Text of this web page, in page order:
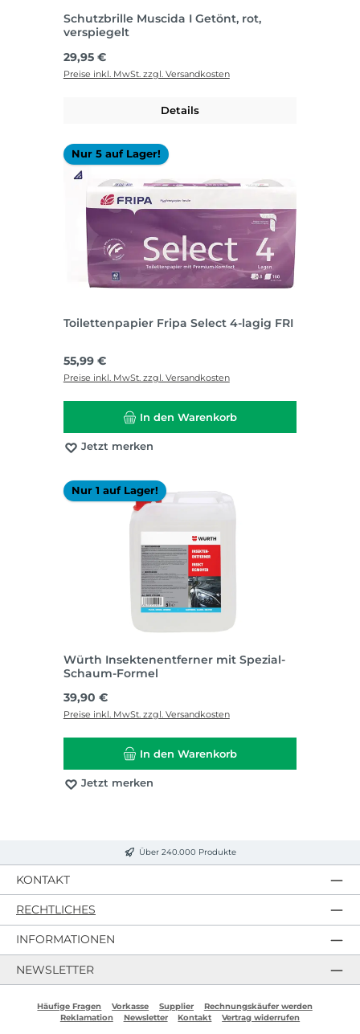
Schutzbrille Muscida I Getönt, rot,
verspiegelt
Regulärer Preis:
29,95 €
Preise inkl. MwSt. zzgl. Versandkosten
Details
Nur 5 auf Lager!
Toilettenpapier Fripa Select 4-lagig FRI
Regulärer Preis:
55,99 €
Preise inkl. MwSt. zzgl. Versandkosten
In den Warenkorb
Jetzt merken
Nur 1 auf Lager!
Würth Insektenentferner mit Spezial-
Schaum-Formel
Regulärer Preis:
39,90 €
Preise inkl. MwSt. zzgl. Versandkosten
In den Warenkorb
Jetzt merken
Über 240.000 Produkte
KONTAKT
RECHTLICHES
INFORMATIONEN
NEWSLETTER
Häufige Fragen Vorkasse Supplier
Rechnungskäufer werden
Reklamation
Newsletter Kontakt Vertrag widerrufen